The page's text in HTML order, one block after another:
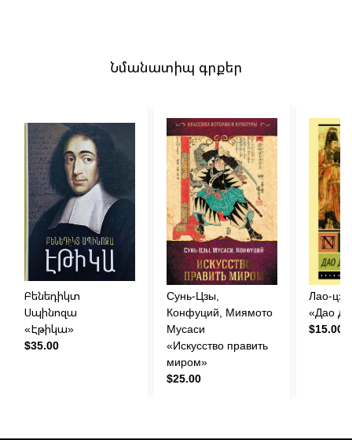
Նմանատիպ գրքեր
Բենեդիկտ
Սպինոզա
«Էթիկա»
$35.00
Сунь-Цзы,
Конфуций, Миямото
Мусаси
«Искусство править
миром»
$25.00
Лао-цзы
«Дао
$15.00